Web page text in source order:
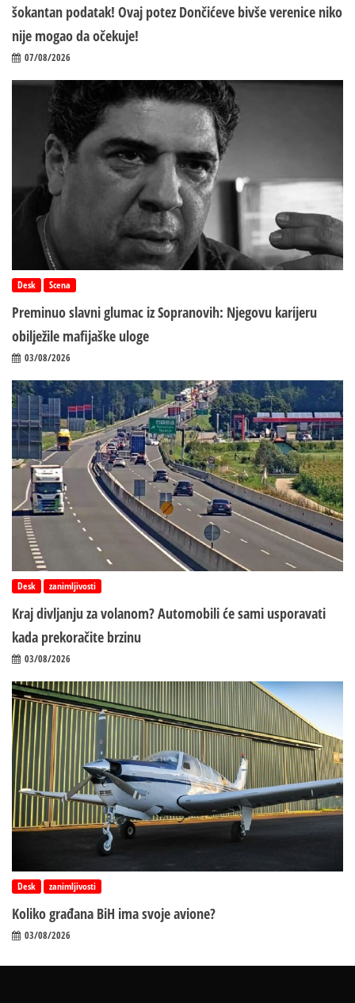
šokantan podatak! Ovaj potez Dončićeve bivše verenice niko
nije mogao da očekuje!
07/08/2026
Desk Scena
Preminuo slavni glumac iz Sopranovih: Njegovu karijeru
obilježile mafijaške uloge
03/08/2026
Desk zanimljivosti
Kraj divljanju za volanom? Automobili će sami usporavati
kada prekoračite brzinu
03/08/2026
Desk zanimljivosti
Koliko građana BiH ima svoje avione?
03/08/2026